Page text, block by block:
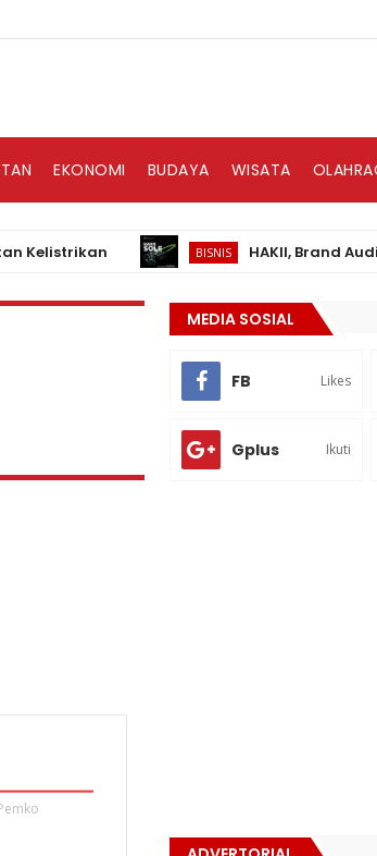
EKONOMI BUDAYA WISATA
BISNIS HAKII, Brand Audio
MEDIA SOSIAL
FB Likes
Gplus Ikuti